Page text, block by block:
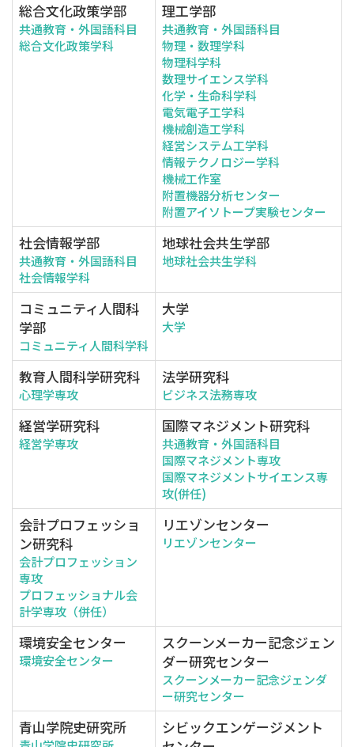
総合文化政策学部
共通教育・外国語科目
総合文化政策学科
理工学部
共通教育・外国語科目
物理・数理学科
物理科学科
数理サイエンス学科
化学・生命科学科
電気電子工学科
機械創造工学科
経営システム工学科
情報テクノロジー学科
機械工作室
附置機器分析センター
附置アイソトープ実験センター
社会情報学部
共通教育・外国語科目
社会情報学科
地球社会共生学部
地球社会共生学科
コミュニティ人間科
学部
コミュニティ人間科学科
大学
大学
教育人間科学研究科
心理学専攻
法学研究科
ビジネス法務専攻
経営学研究科
経営学専攻
国際マネジメント研究科
共通教育・外国語科目
国際マネジメント専攻
国際マネジメントサイエンス専
攻(併任)
会計プロフェッショ
ン研究科
会計プロフェッション
専攻
プロフェッショナル会
計学専攻（併任）
リエゾンセンター
リエゾンセンター
環境安全センター
環境安全センター
スクーンメーカー記念ジェン
ダー研究センター
スクーンメーカー記念ジェンダ
ー研究センター
青山学院史研究所
シビックエンゲージメント